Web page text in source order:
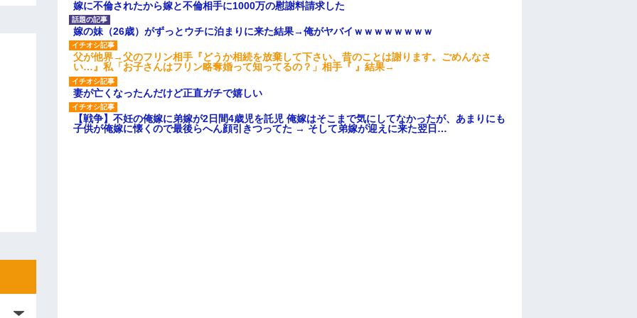
嫁に不倫されたから嫁と不倫相手に1000万の慰謝料請求した
嫁の妹（26歳）がずっとウチに泊まりに来た結果→俺がヤバイｗｗｗｗｗｗｗｗ
父が他界→父のフリン相手『どうか相続を放棄して下さい、昔のことは謝ります。ごめんなさ
い…』私「お子さんはフリン略奪婚って知ってるの？」相手『 』結果→
妻が亡くなったんだけど正直ガチで嬉しい
【戦争】不妊の俺嫁に弟嫁が2日間4歳児を託児 俺嫁はそこまで気にしてなかったが、あまりにも
子供が俺嫁に懐くので最後らへん顔引きつってた → そして弟嫁が迎えに来た翌日…